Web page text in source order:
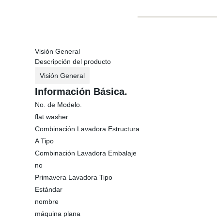
Visión General
Descripción del producto
Visión General
Información Básica.
No. de Modelo.
flat washer
Combinación Lavadora Estructura
A Tipo
Combinación Lavadora Embalaje
no
Primavera Lavadora Tipo
Estándar
nombre
máquina plana